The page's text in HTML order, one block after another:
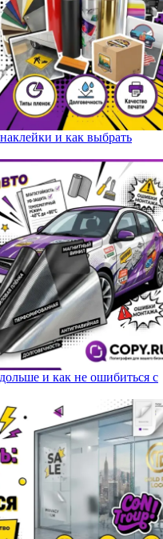
и как выбрать
и как не ошибиться с